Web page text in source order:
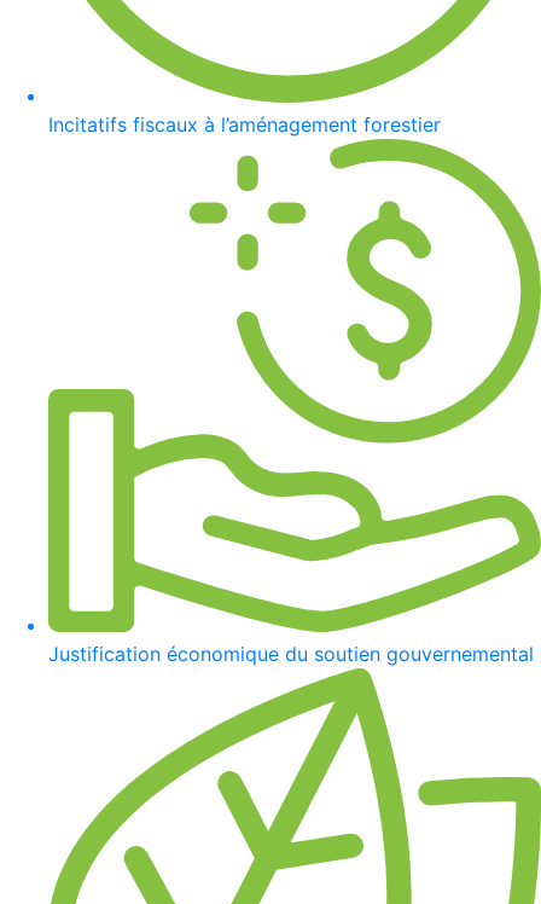
Incitatifs fiscaux à l’aménagement forestier
Justification économique du soutien gouvernemental